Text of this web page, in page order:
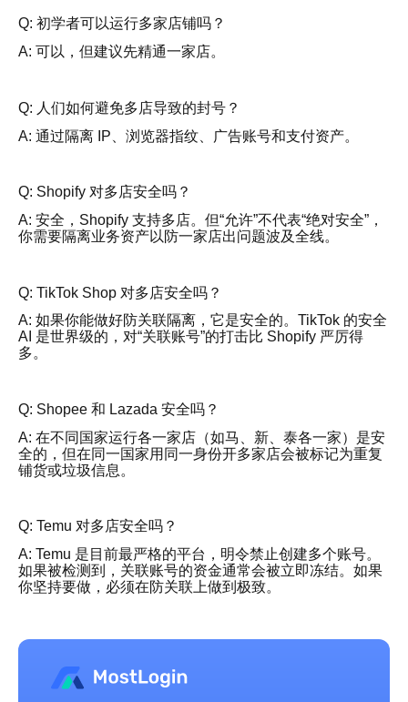
Q: 初学者可以运行多家店铺吗？
A: 可以，但建议先精通一家店。
Q: 人们如何避免多店导致的封号？
A: 通过隔离 IP、浏览器指纹、广告账号和支付资产。
Q: Shopify 对多店安全吗？
A: 安全，Shopify 支持多店。但“允许”不代表“绝对安全”，
你需要隔离业务资产以防一家店出问题波及全线。
Q: TikTok Shop 对多店安全吗？
A: 如果你能做好防关联隔离，它是安全的。TikTok 的安全
AI 是世界级的，对“关联账号”的打击比 Shopify 严厉得
多。
Q: Shopee 和 Lazada 安全吗？
A: 在不同国家运行各一家店（如马、新、泰各一家）是安
全的，但在同一国家用同一身份开多家店会被标记为重复
铺货或垃圾信息。
Q: Temu 对多店安全吗？
A: Temu 是目前最严格的平台，明令禁止创建多个账号。
如果被检测到，关联账号的资金通常会被立即冻结。如果
你坚持要做，必须在防关联上做到极致。